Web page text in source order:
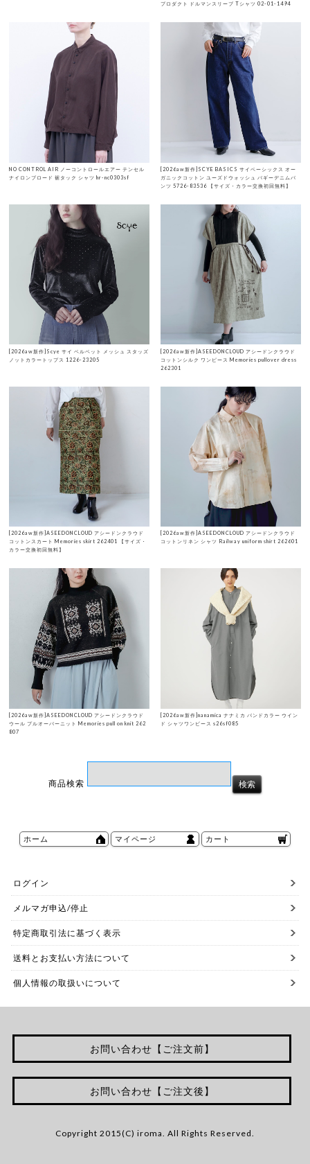
プロダクト ドルマンスリーブ Tシャツ 02-01-1494
NO CONTROL AIR ノーコントロールエアー テンセル
ナイロンブロード 裾タック シャツ hr-nc0303sf
[2026aw新作]SCYE BASICS サイベーシックス オー
ガニックコットン ユーズドウォッシュ バギーデニムパ
ンツ 5726-83536 【サイズ・カラー交換初回無料】
[2026aw新作]Scye サイ ベルベット メッシュ スタッズ
ノットカラートップス 1226-23205
[2026aw新作]ASEEDONCLOUD アシードンクラウド
コットンシルク ワンピース Memories pullover dress
262301
[2026aw新作]ASEEDONCLOUD アシードンクラウド
コットンスカート Memories skirt 262401 【サイズ・
カラー交換初回無料】
[2026aw新作]ASEEDONCLOUD アシードンクラウド
コットンリネン シャツ Railway uniform shirt 262601
[2026aw新作]ASEEDONCLOUD アシードンクラウド
ウール プルオーバーニット Memories pull on knit 262
807
[2026aw新作]nanamica ナナミカ バンドカラー ウイン
ド シャツワンピース s26sf085
商品検索
ホーム マイページ カート
ログイン
メルマガ申込/停止
特定商取引法に基づく表示
送料とお支払い方法について
個人情報の取扱いについて
お問い合わせ【ご注文前】
お問い合わせ【ご注文後】
Copyright 2015(C) iroma. All Rights Reserved.